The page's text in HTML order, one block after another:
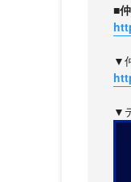
■
▼
▼